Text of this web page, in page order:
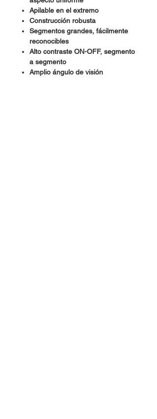
Apilable en el extremo
Construcción robusta
Segmentos grandes, fácilmente
reconocibles
Alto contraste ON-OFF, segmento
a segmento
Amplio ángulo de visión